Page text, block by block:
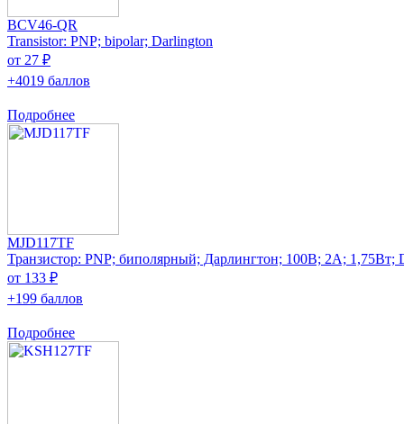
BCV46-QR
Transistor: PNP; bipolar; Darlington
от 27 ₽
+4019 баллов
Подробнее
MJD117TF
Транзистор: PNP; биполярный; Дарлингтон; 100В; 2А; 1,75Вт;
от 133 ₽
+199 баллов
Подробнее